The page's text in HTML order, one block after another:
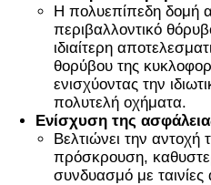
Η πολυεπίπεδη δομή
περιβαλλοντικό
ιδιαίτερη
θορύβου της
ενισχύοντας την
πολυτελή οχήματα.
Ενίσχυση της
Βελτιώνει την αντοχή
πρόσκρουση,
συνδυασμό με ταινίες